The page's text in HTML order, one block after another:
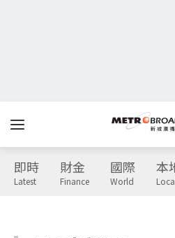
即時
Latest
財金
Finance
國際
World
本